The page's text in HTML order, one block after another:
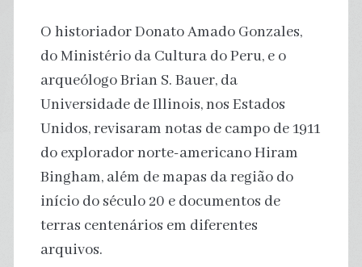
O historiador Donato Amado Gonzales,
do Ministério da Cultura do Peru, e o
arqueólogo Brian S. Bauer, da
Universidade de Illinois, nos Estados
Unidos, revisaram notas de campo de 1911
do explorador norte-americano Hiram
Bingham, além de mapas da região do
início do século 20 e documentos de
terras centenários em diferentes
arquivos.